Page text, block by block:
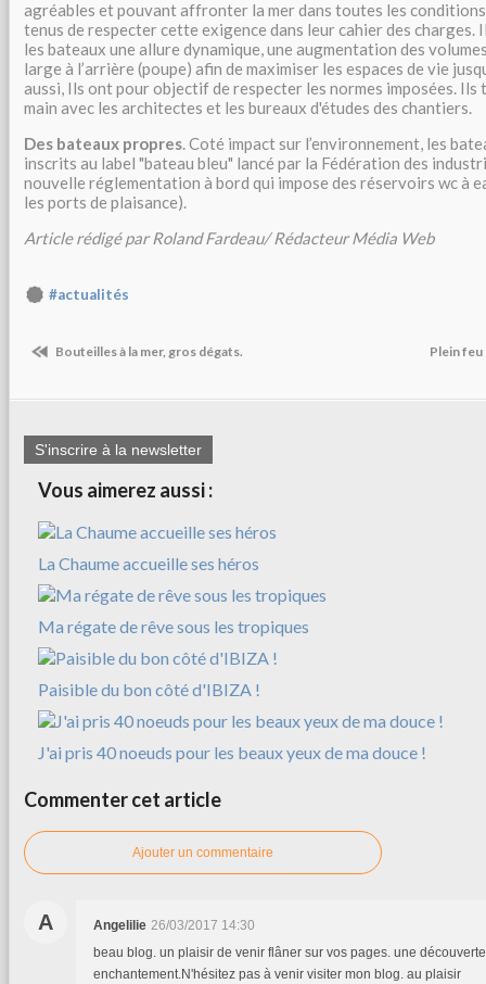
agréables et pouvant affronter la mer dans toutes les
tenus de respecter cette exigence dans leur cahier des
les bateaux une allure dynamique, une augmentation des
large à l’arrière (poupe) afin de maximiser les espaces de vie
aussi, Ils ont pour objectif de respecter les normes imposées. Ils
main avec les architectes et les bureaux d'études des chantiers.
Des bateaux propres. Coté impact sur l’environnement, les
inscrits au label "bateau bleu" lancé par la Fédération des
nouvelle réglementation à bord qui impose des réservoirs wc à
les ports de plaisance).
Article rédigé par Roland Fardeau/ Rédacteur Média Web
#actualités
Bouteilles à la mer, gros dégats. Plein feu
S'inscrire à la newsletter
Vous aimerez aussi :
La Chaume accueille ses héros
Ma régate de rêve sous les tropiques
Paisible du bon côté d'IBIZA !
J'ai pris 40 noeuds pour les beaux yeux de ma douce !
Commenter cet article
Ajouter un commentaire
A Angelilie 26/03/2017 14:30
beau blog. un plaisir de venir flâner sur vos pages. une
enchantement.N'hésitez pas à venir visiter mon blog. au plaisir